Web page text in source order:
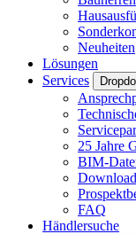
Neuheiten
Lösungen
Services
25 Jahre
BIM-
FAQ
Händlersuche